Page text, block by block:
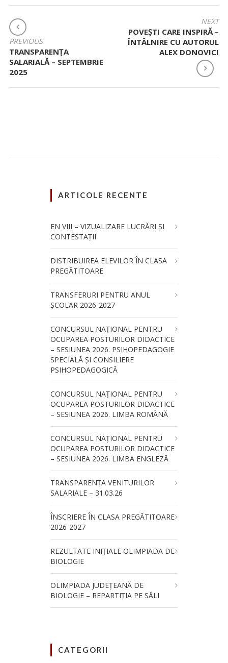
NAVIGARE
ÎN
ARTICOLE
PREVIOUS
TRANSPARENȚA
SALARIALĂ – SEPTEMBRIE
2025
NEXT
POVEȘTI CARE INSPIRĂ –
ÎNTÂLNIRE CU AUTORUL
ALEX DONOVICI
ARTICOLE RECENTE
EN VIII – VIZUALIZARE LUCRĂRI ȘI
CONTESTAȚII
DISTRIBUIREA ELEVILOR ÎN CLASA
PREGĂTITOARE
TRANSFERURI PENTRU ANUL
ȘCOLAR 2026-2027
CONCURSUL NAŢIONAL PENTRU
OCUPAREA POSTURILOR DIDACTICE
– SESIUNEA 2026. PSIHOPEDAGOGIE
SPECIALĂ ȘI CONSILIERE
PSIHOPEDAGOGICĂ
CONCURSUL NAŢIONAL PENTRU
OCUPAREA POSTURILOR DIDACTICE
– SESIUNEA 2026. LIMBA ROMÂNĂ
CONCURSUL NAŢIONAL PENTRU
OCUPAREA POSTURILOR DIDACTICE
– SESIUNEA 2026. LIMBA ENGLEZĂ
TRANSPARENȚA VENITURILOR
SALARIALE – 31.03.26
ÎNSCRIERE ÎN CLASA PREGĂTITOARE
2026-2027
REZULTATE INIȚIALE OLIMPIADA DE
BIOLOGIE
OLIMPIADA JUDEȚEANĂ DE
BIOLOGIE – REPARTIȚIA PE SĂLI
CATEGORII